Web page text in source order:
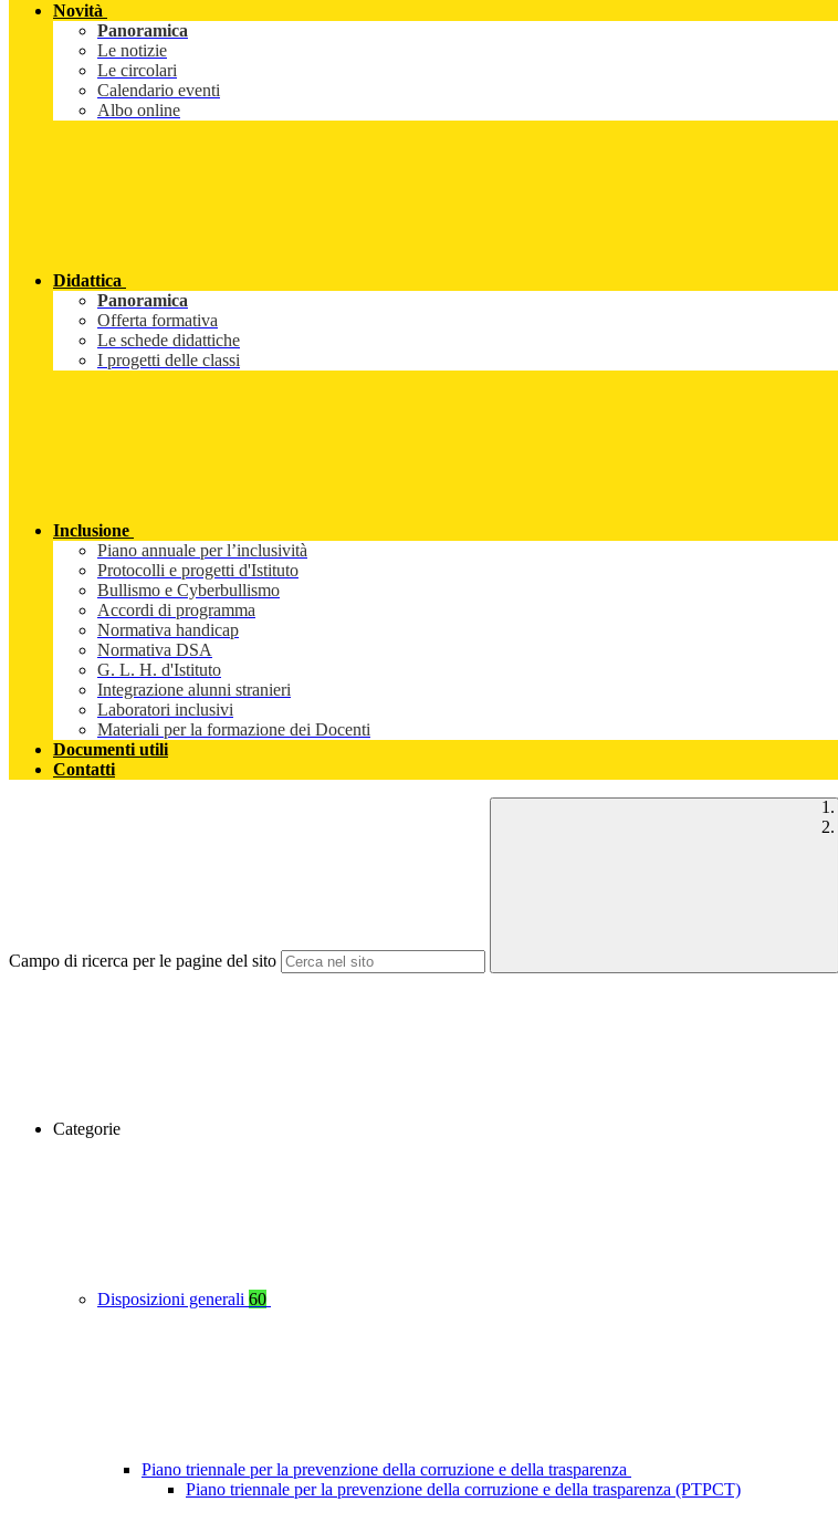
Novità
Panoramica
Le notizie
Le circolari
Calendario eventi
Albo online
Didattica
Panoramica
Offerta formativa
Le schede didattiche
I progetti delle classi
Inclusione
Piano annuale per l’inclusività
Protocolli e progetti d'Istituto
Bullismo e Cyberbullismo
Accordi di programma
Normativa handicap
Normativa DSA
G. L. H. d'Istituto
Integrazione alunni stranieri
Laboratori inclusivi
Materiali per la formazione dei Docenti
Documenti utili
Contatti
Campo di ricerca per le pagine del sito
Categorie
Disposizioni generali 60
Piano triennale per la prevenzione della corruzione e della trasparenza
Piano triennale per la prevenzione della corruzione e della trasparenza (PTPCT)